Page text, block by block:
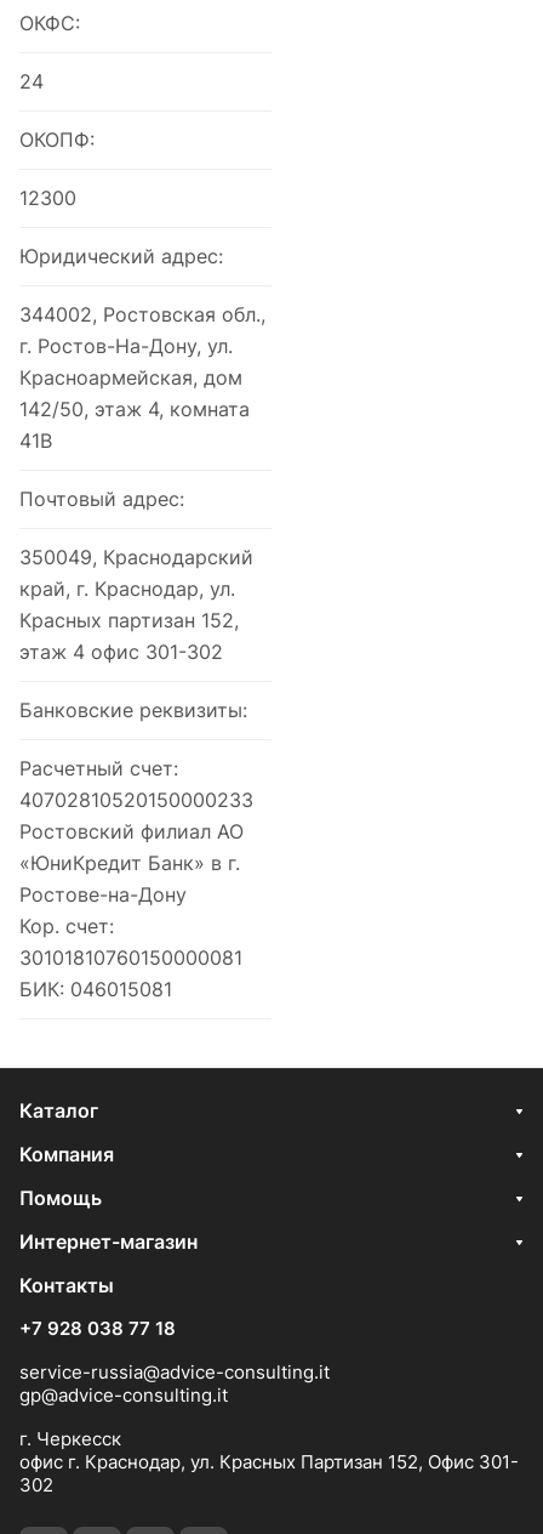
ОКФС:
24
ОКОПФ:
12300
Юридический адрес:
344002, Ростовская обл.,
г. Ростов-На-Дону, ул.
Красноармейская, дом
142/50, этаж 4, комната
41В
Почтовый адрес:
350049, Краснодарский
край, г. Краснодар, ул.
Красных партизан 152,
этаж 4 офис 301-302
Банковские реквизиты:
Расчетный счет:
40702810520150000233
Ростовский филиал АО
«ЮниКредит Банк» в г.
Ростове-на-Дону
Кор. счет:
30101810760150000081
БИК: 046015081
Каталог
Компания
Помощь
Интернет-магазин
Контакты
+7 928 038 77 18
service-russia@advice-consulting.it
gp@advice-consulting.it
г. Черкесск
офис г. Краснодар, ул. Красных Партизан 152, Офис 301-
302